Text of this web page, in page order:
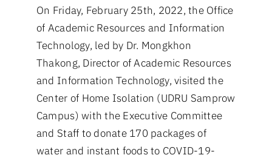
On Friday, February 25th, 2022, the Office
of Academic Resources and Information
Technology, led by Dr. Mongkhon
Thakong, Director of Academic Resources
and Information Technology, visited the
Center of Home Isolation (UDRU Samprow
Campus) with the Executive Committee
and Staff to donate 170 packages of
water and instant foods to COVID-19-